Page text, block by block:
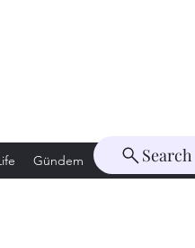
Gündem İletişim Search